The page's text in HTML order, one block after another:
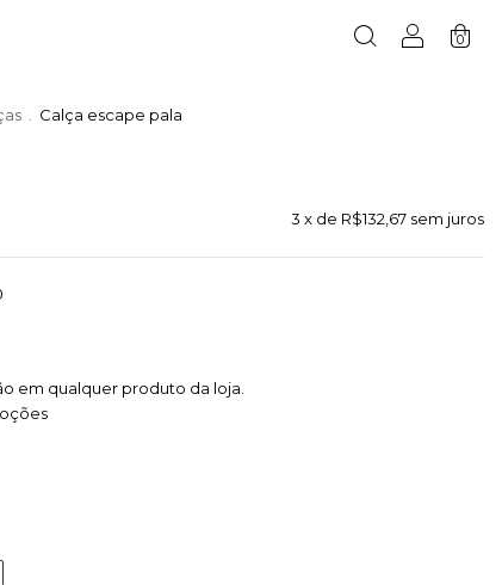
0
Calça escape pala
3 x de R$132,67 sem juros
em qualquer produto da loja.